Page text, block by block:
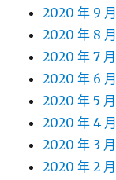
2020 年 9 月
2020 年 8 月
2020 年 7 月
2020 年 6 月
2020 年 5 月
2020 年 4 月
2020 年 3 月
2020 年 2 月